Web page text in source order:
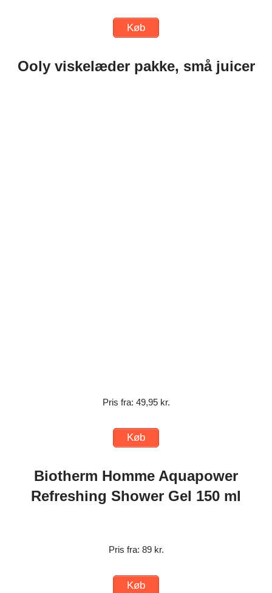
Køb
Ooly viskelæder pakke, små juicer
Pris fra: 49,95 kr.
Køb
Biotherm Homme Aquapower
Refreshing Shower Gel 150 ml
Pris fra: 89 kr.
Køb